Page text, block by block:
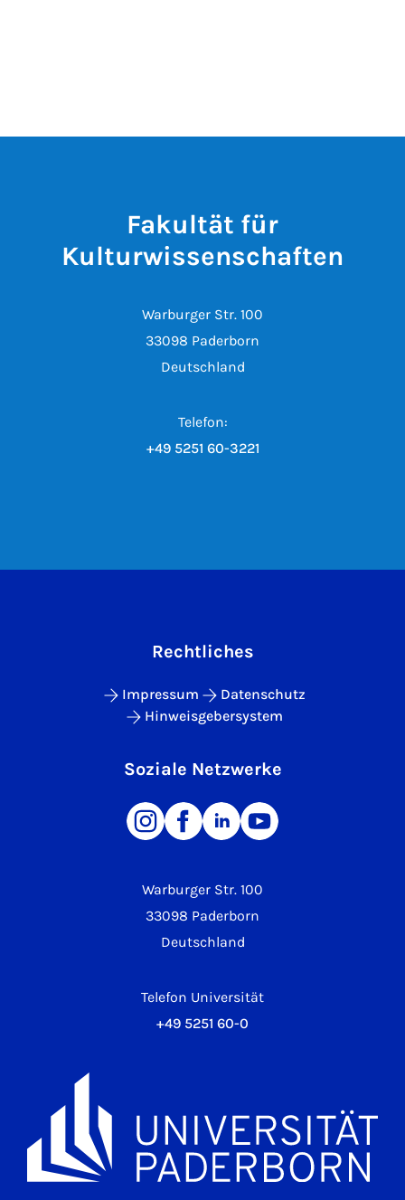
Fakultät für
Kulturwissenschaften
Warburger Str. 100
33098 Paderborn
Deutschland
Telefon:
+49 5251 60-3221
Warburger Str. 100
33098 Paderborn
Deutschland
Telefon Universität
+49 5251 60-0
Rechtliches
Impressum
Datenschutz
Hinweisgebersystem
Soziale Netzwerke